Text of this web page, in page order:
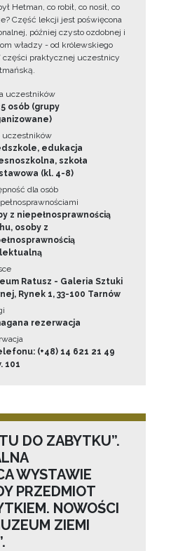
Hetman, co robił, co nosił, co
Część lekcji jest poświęcona
później czysto ozdobnej i
władzy - od królewskiego
części praktycznej uczestnicy
uczestników
osób (grupy
uczestników
edukacja
szkoła
(kl. 4-8)
dla osób
z niepełnosprawnością
osoby z
Ratusz - Galeria Sztuki
Rynek 1, 33-100 Tarnów
rezerwacja
(+48) 14 621 21 49
101
DO ZABYTKU”.
WYSTAWIE
PRZEDMIOT
NOWOŚCI
ZIEMI